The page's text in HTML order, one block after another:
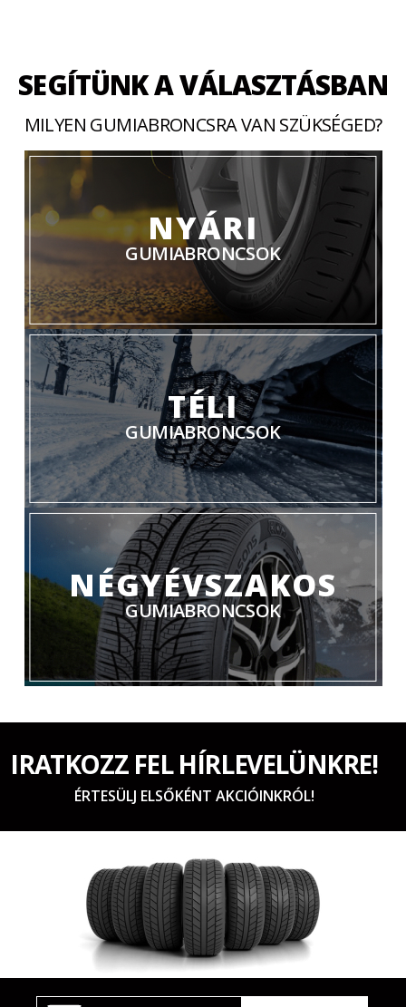
SEGÍTÜNK A VÁLASZTÁSBAN
MILYEN GUMIABRONCSRA VAN SZÜKSÉGED?
NYÁRI
GUMIABRONCSOK
TÉLI
GUMIABRONCSOK
NÉGYÉVSZAKOS
GUMIABRONCSOK
IRATKOZZ FEL HÍRLEVELÜNKRE!
ÉRTESÜLJ ELSŐKÉNT AKCIÓINKRÓL!